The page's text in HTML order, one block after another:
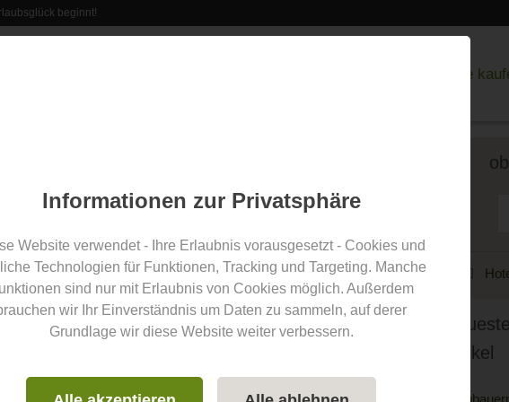
beginnt!
Gutscheine
Teilen
im Oberallgäu: im
beim Glamping
Artikel
Informationen zur Privatsphäre
Website verwendet - Ihre Erlaubnis vorausgesetzt - Cookies und
Technologien für Funktionen, Tracking und Targeting. Manche
sind nur mit Erlaubnis von Cookies möglich. Außerdem
wir Ihr Einverständnis um Daten zu sammeln, auf derer
Grundlage wir diese Website weiter verbessern.